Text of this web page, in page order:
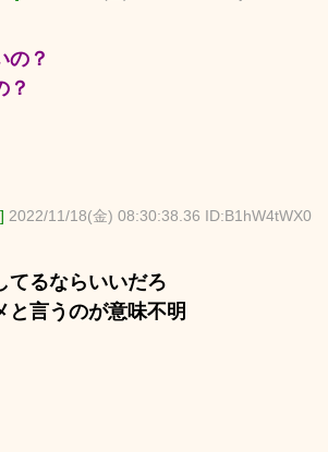
の？
？
2022/11/18(金) 08:30:38.36 ID:B1hW4tWX0
てるならいいだろ
と言うのが意味不明